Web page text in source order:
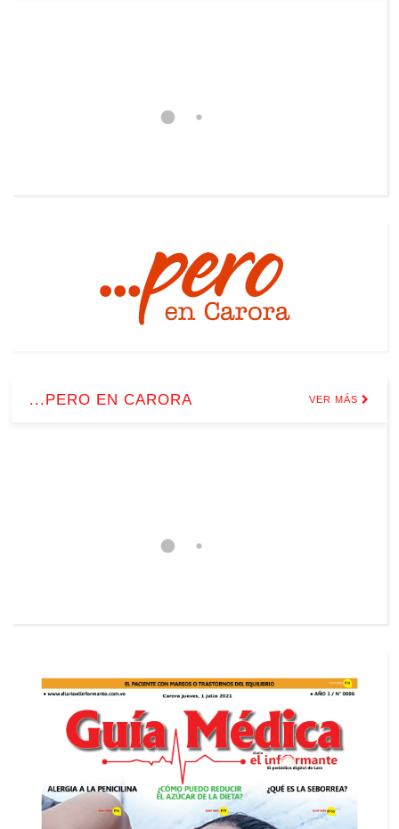
...PERO EN CARORA VER MÁS